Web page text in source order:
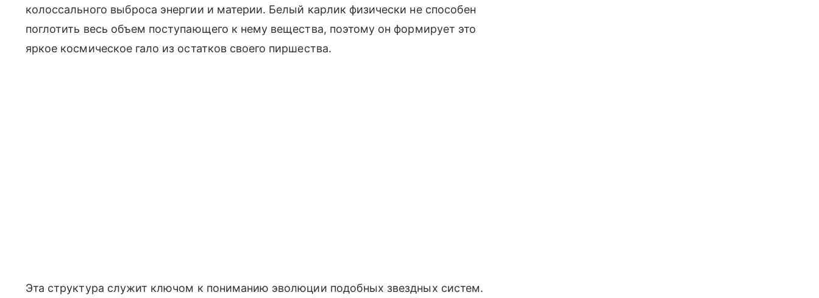
колоссального выброса энергии и материи. Белый карлик физически не способен
поглотить весь объем поступающего к нему вещества, поэтому он формирует это
яркое космическое гало из остатков своего пиршества.
Эта структура служит ключом к пониманию эволюции подобных звездных систем.